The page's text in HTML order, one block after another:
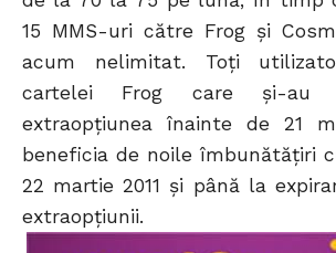
15 MMS-uri către Frog și
acum nelimitat. Toți
cartelei Frog care și-au
extraopțiunea înainte de 21
beneficia de noile îmbunătățiri
22 martie 2011 și până la
extraopțiunii.